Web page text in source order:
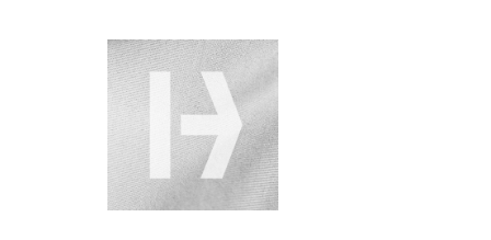
28. Juli 2026
Change Requests
für DMS
(Aktenplan,
Migration,
Vertragspartnerakte